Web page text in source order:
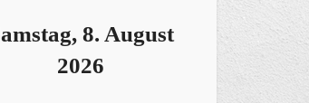
8. August
2026